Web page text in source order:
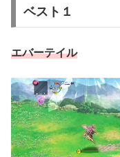
ベスト１
エバーテイル